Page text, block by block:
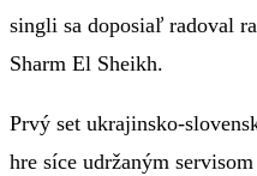
singli sa doposiaľ radoval
Sharm El Sheikh.
Prvý set ukrajinsko-
hre síce udržaným